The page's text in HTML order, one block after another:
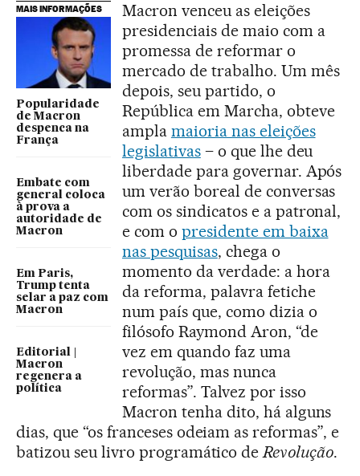
MAIS INFORMAÇÕES
Popularidade
de Macron
despenca na
França
Embate com
general coloca
à prova a
autoridade de
Macron
Em Paris,
Trump tenta
selar a paz com
Macron
Editorial |
Macron
regenera a
política
Macron venceu as eleições
presidenciais de maio com a
promessa de reformar o
mercado de trabalho. Um mês
depois, seu partido, o
República em Marcha, obteve
ampla maioria nas eleições
legislativas– o que lhe deu
liberdade para governar. Após
um verão boreal de conversas
com os sindicatos e a patronal,
e com o presidente em baixa
nas pesquisas, chega o
momento da verdade: a hora
da reforma, palavra fetiche
num país que, como dizia o
filósofo Raymond Aron, “de
vez em quando faz uma
revolução, mas nunca
reformas”. Talvez por isso
Macron tenha dito, há alguns
dias, que “os franceses odeiam as reformas”, e
batizou seu livro programático deRevolução.